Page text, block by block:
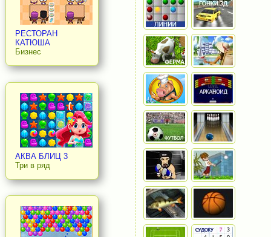
РЕСТОРАН
КАТЮША
Бизнес
АКВА БЛИЦ 3
Три в ряд